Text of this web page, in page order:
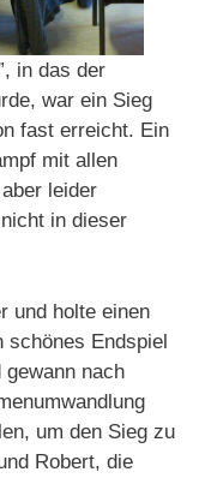
in das der
war ein Sieg
fast erreicht. Ein
mit allen
leider
in dieser
und holte einen
schönes Endspiel
gewann nach
um den Sieg zu
Robert, die